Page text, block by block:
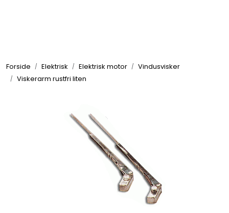
Forside Elektrisk Elektrisk motor
Vindusvisker
Viskerarm rustfri liten